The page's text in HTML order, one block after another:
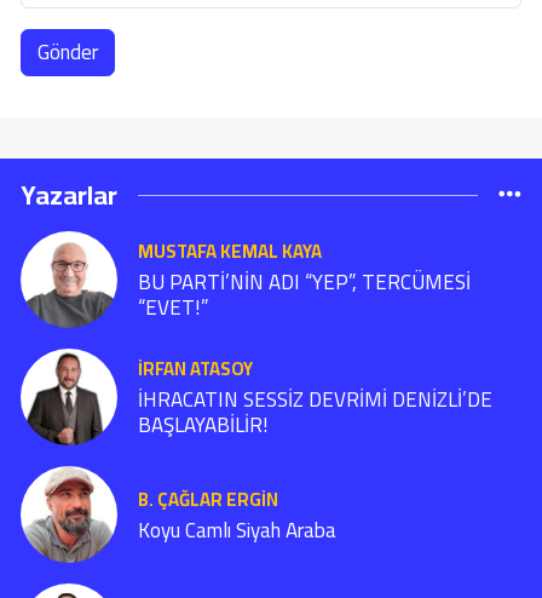
Gönder
Yazarlar
MUSTAFA KEMAL KAYA
BU PARTİ’NİN ADI “YEP”, TERCÜMESİ
“EVET!”
İRFAN ATASOY
İHRACATIN SESSİZ DEVRİMİ DENİZLİ’DE
BAŞLAYABİLİR!
B. ÇAĞLAR ERGIN
Koyu Camlı Siyah Araba